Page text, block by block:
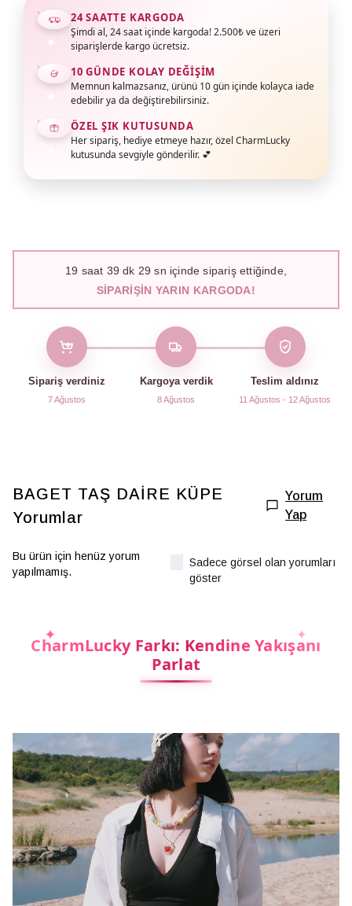
24 SAATTE KARGODA
Şimdi al, 24 saat içinde kargoda! 2.500₺ ve üzeri
siparişlerde kargo ücretsiz.
10 GÜNDE KOLAY DEĞIŞIM
Memnun kalmazsanız, ürünü 10 gün içinde kolayca iade
edebilir ya da değiştirebilirsiniz.
ÖZEL ŞIK KUTUSUNDA
Her sipariş, hediye etmeye hazır, özel CharmLucky
kutusunda sevgiyle gönderilir. 💕
19 saat 39 dk 28 sn içinde sipariş ettiğinde,
SIPARIŞIN YARIN KARGODA!
Sipariş verdiniz
7 Ağustos
Kargoya verdik
8 Ağustos
Teslim aldınız
11 Ağustos - 12 Ağustos
BAGET TAŞ DAİRE KÜPE
Yorumlar
Yorum
Yap
Bu ürün için henüz yorum
yapılmamış.
Sadece görsel olan yorumları
göster
CharmLucky Farkı: Kendine Yakışanı
Parlat